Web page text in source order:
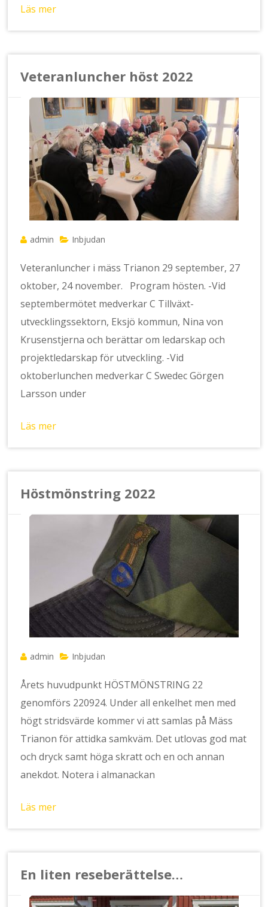
Läs mer
Veteranluncher höst 2022
admin Inbjudan
Veteranluncher i mäss Trianon 29 september, 27
oktober, 24 november. Program hösten. -Vid
septembermötet medverkar C Tillväxt-
utvecklingssektorn, Eksjö kommun, Nina von
Krusenstjerna och berättar om ledarskap och
projektledarskap för utveckling. -Vid
oktoberlunchen medverkar C Swedec Görgen
Larsson under
Läs mer
Höstmönstring 2022
admin Inbjudan
Årets huvudpunkt HÖSTMÖNSTRING 22
genomförs 220924. Under all enkelhet men med
högt stridsvärde kommer vi att samlas på Mäss
Trianon för attidka samkväm. Det utlovas god mat
och dryck samt höga skratt och en och annan
anekdot. Notera i almanackan
Läs mer
En liten reseberättelse…